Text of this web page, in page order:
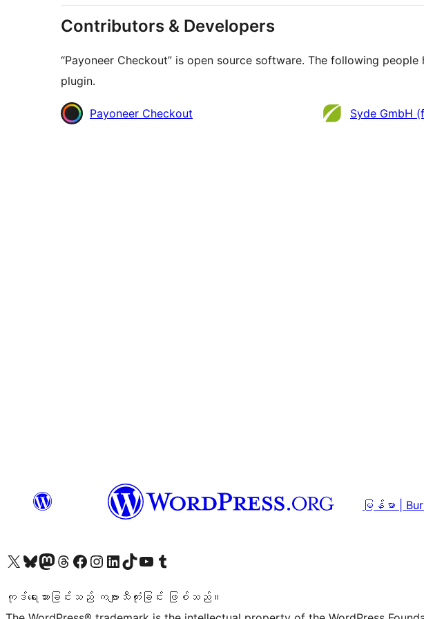
Contributors & Developers
“Payoneer Checkout” is open source software. The following
plugin.
Contributors
Payoneer Checkout Syde GmbH
မြန်မာ |
ကျွန်ုပ်တို့၏ X (ယခင် Twitter) အကောင့်သို့ သွားရောက်ကြည့်ရှုပါကျွန်ုပ်တို့၏ Bluesky အကောင့်သို့ ဝင်ရောက်ကြည့်ရှုရန်
ကျွန်ုပ်တို့၏ Mastodon အကောင့်သို့ သွားရောက်ကြည့်ရှုပါကျွန်ုပ်တို့၏ Threads အကောင့်သို့ ဝင်ရောက်ကြည့်ရှုရန်
ကျွန်ုပ်တို့၏ Facebook စာမျက်နှာသို့ သွားရောက်ကြည့်ရှုပါကျွန်ုပ်တို့၏ Instagram အကောင့်သို့ သွားရောက်ကြည့်ရှုပါ ကျွန်ုပ်တို့၏ LinkedIn အကောင့်သို့ သွားရောက်ကြည့်ရှုပါကျွန်ုပ်တို့၏ TikTok အကောင့်သို့ ဝင်ရောက်ကြည့်ရှုရန်
ကျွန်ုပ်တို့၏ YouTube ချန်နယ်သို့ သွားရောက်ကြည့်ရှုပါ ကျွန်ုပ်တို့၏ Tumblr အကောင့်သို့ ဝင်ရောက်ကြည့်ရှုရန်
ကုဒ်ရေးသားခြင်းသည် ကဗျာသီကုံးခြင်း ဖြစ်သည်။